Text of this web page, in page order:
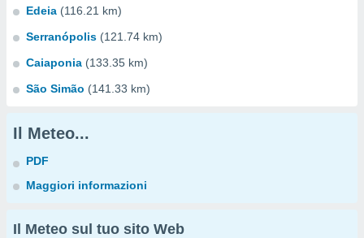
Edeia (116.21 km)
Serranópolis (121.74 km)
Caiaponia (133.35 km)
São Simão (141.33 km)
Il Meteo...
PDF
Maggiori informazioni
Il Meteo sul tuo sito Web